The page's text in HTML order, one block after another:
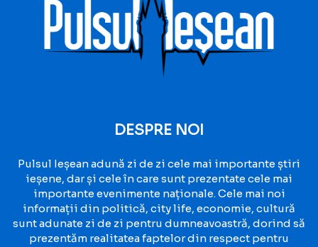
DESPRE NOI
Pulsul Ieșean adună zi de zi cele mai importante știri
ieșene, dar și cele în care sunt prezentate cele mai
importante evenimente naționale. Cele mai noi
informații din politică, city life, economie, cultură
sunt adunate zi de zi pentru dumneavoastră, dorind să
prezentăm realitatea faptelor din respect pentru